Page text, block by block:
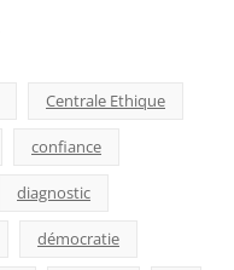
Centrale Ethique
confiance
diagnostic
démocratie